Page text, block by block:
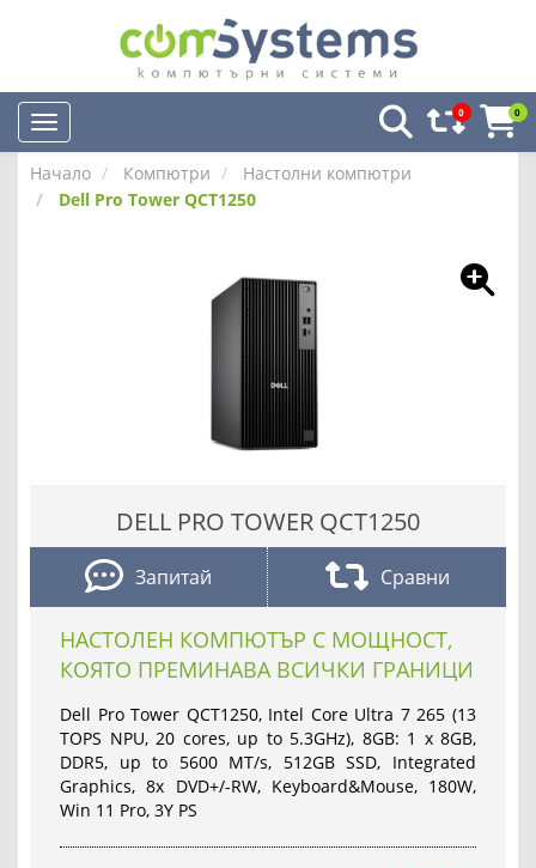
0 0
Начало Компютри
Настолни компютри
Dell Pro Tower QCT1250
DELL PRO TOWER QCT1250
Запитай Сравни
НАСТОЛЕН КОМПЮТЪР С МОЩНОСТ,
КОЯТО ПРЕМИНАВА ВСИЧКИ ГРАНИЦИ
Dell Pro Tower QCT1250, Intel Core Ultra 7 265 (13
TOPS NPU, 20 cores, up to 5.3GHz), 8GB: 1 x 8GB,
DDR5, up to 5600 MT/s, 512GB SSD, Integrated
Graphics, 8x DVD+/-RW, Keyboard&Mouse, 180W,
Win 11 Pro, 3Y PS